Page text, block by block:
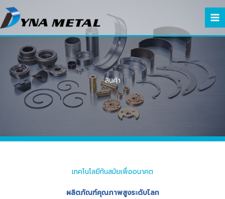
Skip
to
content
สินค้า
เทคโนโลยีทันสมัยเพื่ออนาคต
ผลิตภัณฑ์คุณภาพสูงระดับโลก